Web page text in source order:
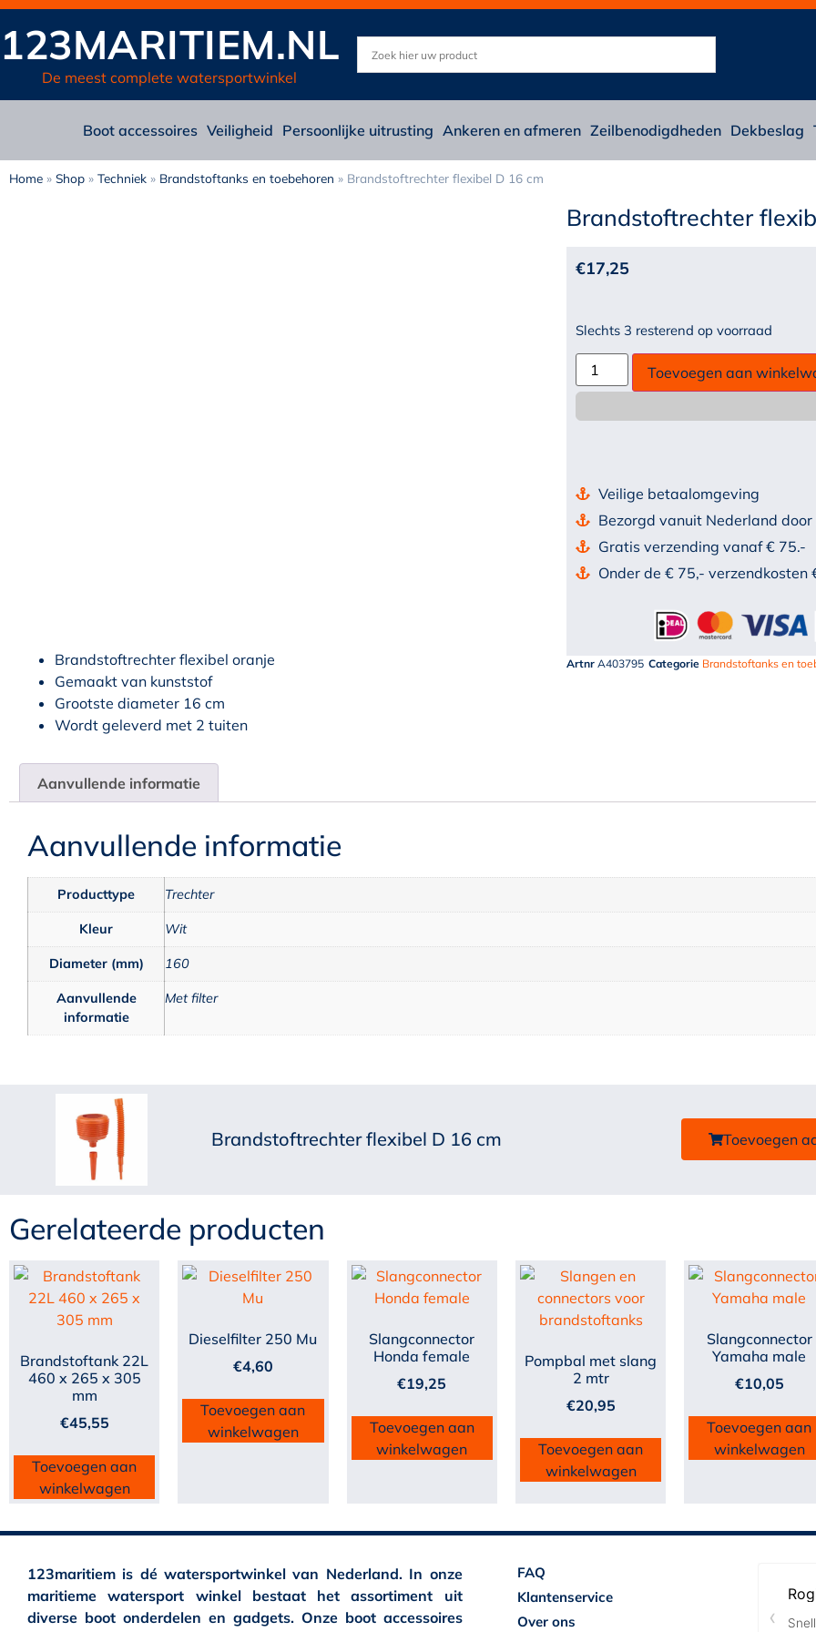
123MARITIEM.NL
De meest complete watersportwinkel
Boot accessoires Veiligheid Persoonlijke uitrusting Ankeren en afmeren Zeilbenodigdheden Dekbeslag
Home » Shop » Techniek » Brandstoftanks en toebehoren » Brandstoftrechter flexibel D 16 cm
Brandstoftrechter flexibel oranje
Gemaakt van kunststof
Grootste diameter 16 cm
Wordt geleverd met 2 tuiten
Brandstoftrechter
€17,25
Slechts 3 resterend op voorraad
Toevoegen aan
Veilige betaalomgeving
Bezorgd vanuit Nederland door
Gratis verzending vanaf € 75.-
Onder de € 75,- verzendkosten
Artnr A403795 Categorie Brandstoftanks en
Aanvullende informatie
Aanvullende informatie
Producttype Trechter
Kleur Wit
Diameter (mm) 160
Aanvullende
informatie
Met filter
Brandstoftrechter flexibel D 16 cm Toevoegen
Gerelateerde producten
Brandstoftank 22L
460 x 265 x 305
mm
€45,55
Toevoegen aan
winkelwagen
Dieselfilter 250 Mu
€4,60
Toevoegen aan
winkelwagen
Slangconnector
Honda female
€19,25
Toevoegen aan
winkelwagen
Pompbal met slang
2 mtr
€20,95
Toevoegen aan
winkelwagen
Slangconnector
Yamaha male
€10,05
Toevoegen aan
winkelwagen
123maritiem is dé watersportwinkel van Nederland. In onze
maritieme watersport winkel bestaat het assortiment uit
diverse boot onderdelen en gadgets. Onze boot accessoires
FAQ
Klantenservice
Over ons